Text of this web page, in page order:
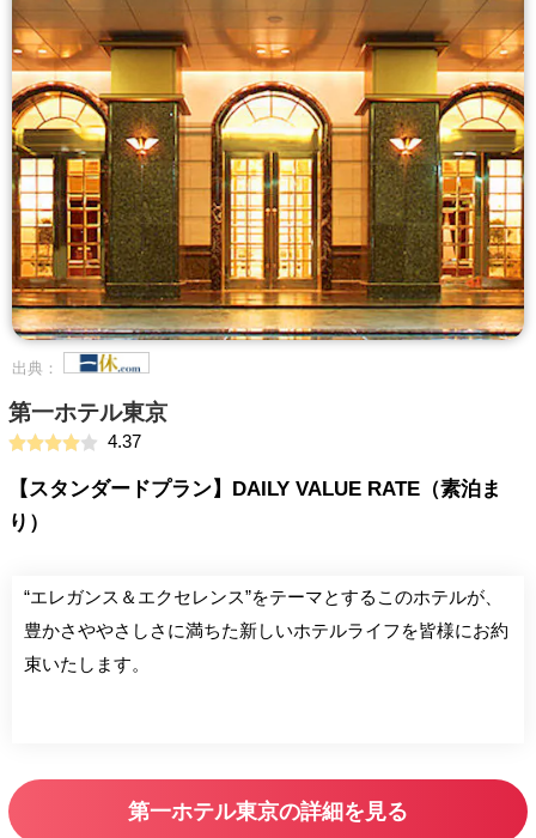
出典：
第一ホテル東京
4.37
【スタンダードプラン】DAILY VALUE RATE（素泊ま
り）
“エレガンス＆エクセレンス”をテーマとするこのホテルが、
豊かさややさしさに満ちた新しいホテルライフを皆様にお約
束いたします。
第一ホテル東京の詳細を見る